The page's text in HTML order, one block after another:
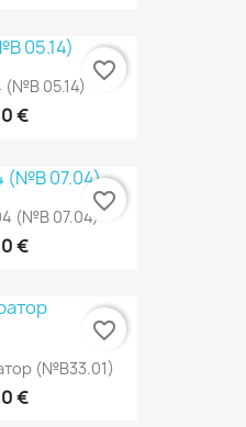
(№В 05.14)
€
favorite_border
(№В 07.04)
€
favorite_border
(№В33.01)
€
favorite_border